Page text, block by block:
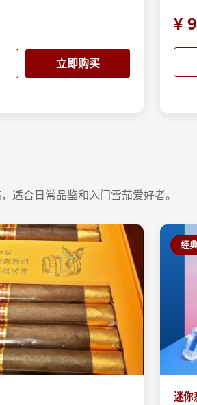
立即购买
¥
适合日常品鉴和入门雪茄爱好者。
经
迷你